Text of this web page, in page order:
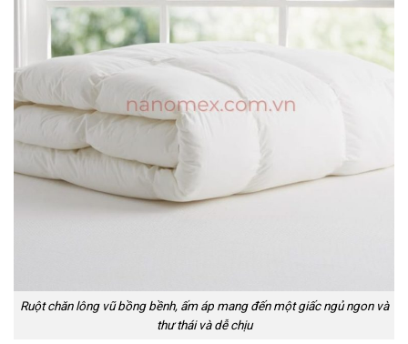
Ruột chăn lông vũ bồng bềnh, ấm áp mang đến một giấc ngủ ngon và
thư thái và dễ chịu